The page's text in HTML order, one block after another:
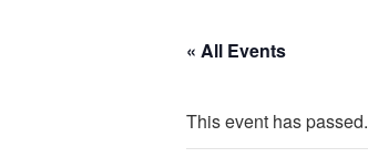
« All Events
This event has passed.